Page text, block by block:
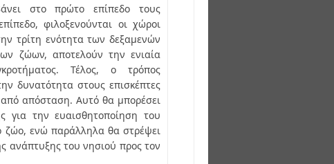
στο πρώτο επίπεδο τους
φιλοξενούνται οι χώροι
τρίτη ενότητα των δεξαμενών
ζώων, αποτελούν την ενιαία
Τέλος, ο τρόπος
δυνατότητα στους επισκέπτες
απόσταση. Αυτό θα μπορέσει
για την ευαισθητοποίηση του
ζώο, ενώ παράλληλα θα στρέψει
ανάπτυξης του νησιού προς τον